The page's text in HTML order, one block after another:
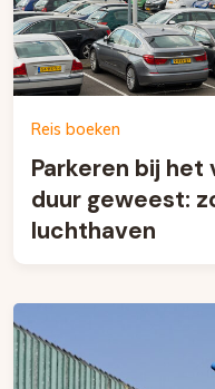
Reis boeken
Parkeren bij het
duur geweest:
luchthaven